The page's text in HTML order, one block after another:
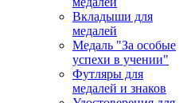
Вкладыши для
медалей
Медаль "За особые
успехи в учении"
Футляры для
медалей и знаков